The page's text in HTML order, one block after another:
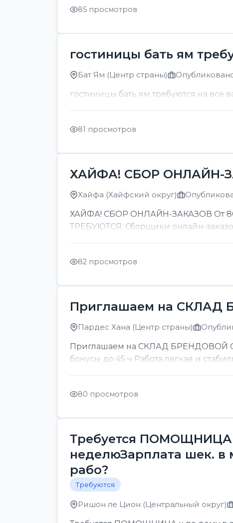
85 просмотров
гостиницы бать ям
Бат Ям (Центр страны)
гостиницы бать ям требуются на все
81 просмотров
ХАЙФА! СБОР ОНЛАЙН-
Хайфа (Хайфский округ)
ХАЙФА! СБОР ОНЛАЙН-ЗАКАЗОВ От
ТРЕБУЮТСЯ: Сборщики онлайн-
82 просмотров
Приглашаем на СКЛАД
Пардес Хана (Центр страны)
Приглашаем на СКЛАД БРЕНДОВОЙ
бонусы до 45 ч Работа лёгкая и
80 просмотров
Требуется ПОМОЩНИЦА
неделюЗарплата шек.
рабо?
Требуются
Ришон ле Цион (Центральный округ)